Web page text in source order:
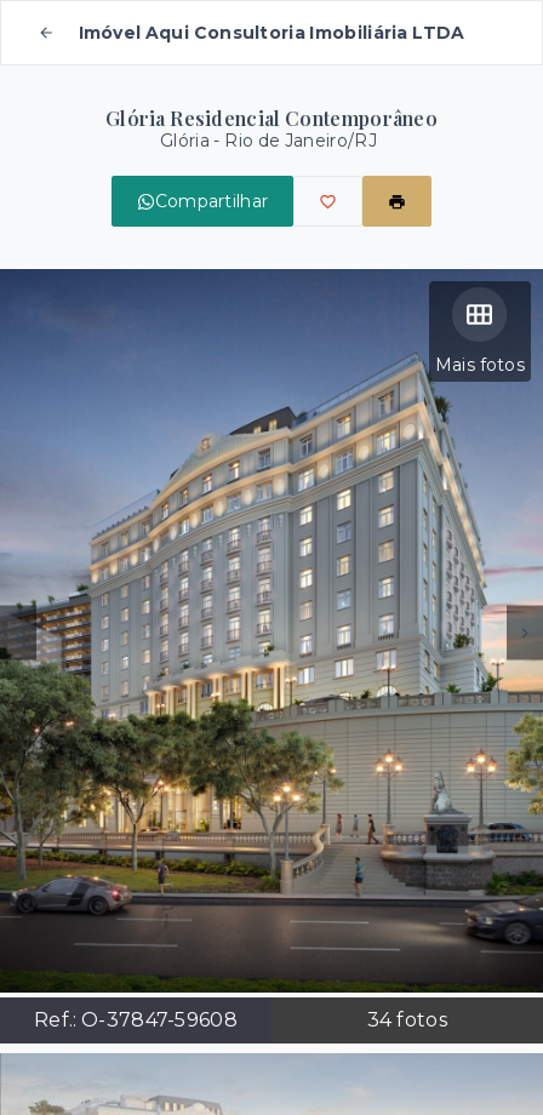
Imóvel Aqui Consultoria Imobiliária LTDA
Glória Residencial Contemporâneo
Glória - Rio de Janeiro/RJ
Compartilhar
Mais fotos
Ref.:O-37847-59608 34fotos